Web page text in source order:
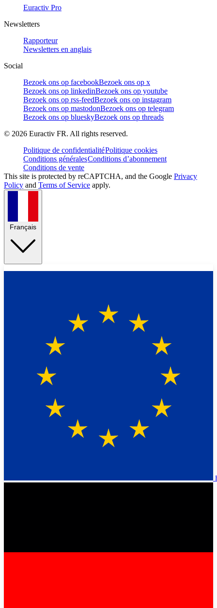
Euractiv Pro
Newsletters
Rapporteur
Newsletters en anglais
Social
Bezoek ons op facebookBezoek ons op x
Bezoek ons op linkedinBezoek ons op youtube
Bezoek ons op rss-feedBezoek ons op instagram
Bezoek ons op mastodonBezoek ons op telegram
Bezoek ons op blueskyBezoek ons op threads
© 2026 Euractiv FR. All rights reserved.
Politique de confidentialitéPolitique cookies
Conditions généralesConditions d’abonnement
Conditions de vente
This site is protected by reCAPTCHA, and the Google Privacy
Policy and Terms of Service apply.
Français